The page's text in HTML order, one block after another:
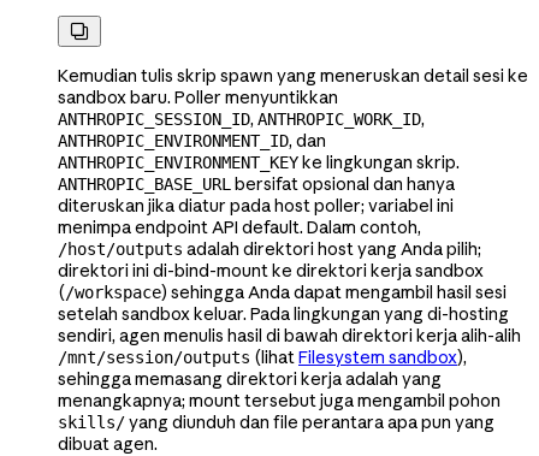

Kemudian tulis skrip spawn yang meneruskan detail sesi ke
sandbox baru. Poller menyuntikkan
ANTHROPIC_SESSION_ID, ANTHROPIC_WORK_ID,
ANTHROPIC_ENVIRONMENT_ID, dan
ANTHROPIC_ENVIRONMENT_KEYke lingkungan skrip.
ANTHROPIC_BASE_URL bersifat opsional dan hanya
diteruskan jika diatur pada host poller; variabel ini
menimpa endpoint API default. Dalam contoh,
/host/outputs adalah direktori host yang Anda pilih;
direktori ini di-bind-mount ke direktori kerja sandbox
(/workspace) sehingga Anda dapat mengambil hasil sesi
setelah sandbox keluar. Pada lingkungan yang di-hosting
sendiri, agen menulis hasil di bawah direktori kerja alih-alih
/mnt/session/outputs (lihatFilesystem sandbox),
sehingga memasang direktori kerja adalah yang
menangkapnya; mount tersebut juga mengambil pohon
skills/yang diunduh dan file perantara apa pun yang
dibuat agen.